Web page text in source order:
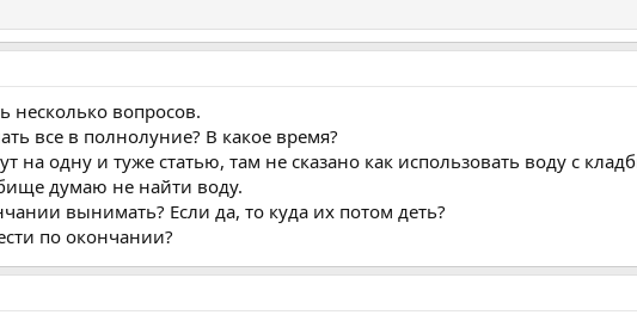
несколько вопросов.
все в полнолуние? В какое время?
на одну и туже статью, там не сказано как использовать воду с
думаю не найти воду.
вынимать? Если да, то куда их потом деть?
по окончании?